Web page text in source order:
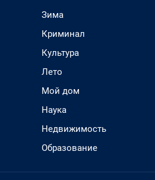
Зима
Криминал
Культура
Лето
Мой дом
Наука
Недвижимость
Образование